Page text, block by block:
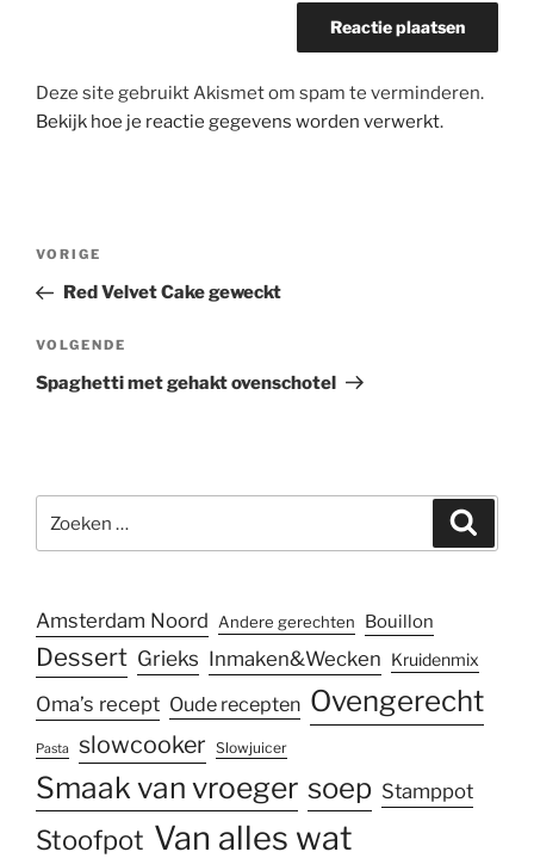
Deze site gebruikt Akismet om spam te verminderen.
Bekijk hoe je reactie gegevens worden verwerkt.
Bericht
Vorig
bericht
VORIGE
Red Velvet Cake geweckt
Volgend
bericht
VOLGENDE
Spaghetti met gehakt ovenschotel
naar:
Amsterdam Noord Andere gerechten Bouillon
Dessert Grieks Inmaken&Wecken Kruidenmix
Oma’s recept Oude recepten Ovengerecht
Pasta slowcooker Slowjuicer
Smaak van vroeger soep Stamppot
Stoofpot Van alles wat